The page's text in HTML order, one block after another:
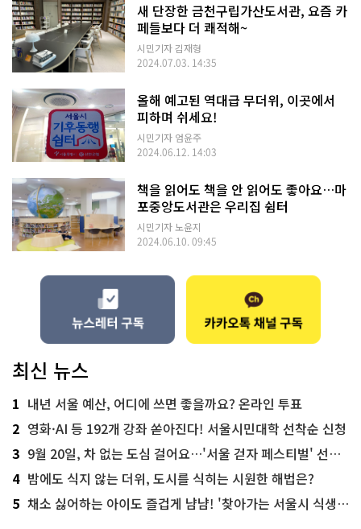
새 단장한 금천구립가산도서관, 요즘 카
페들보다 더 쾌적해~
시민기자 김재형
2024.07.03. 14:35
올해 예고된 역대급 무더위, 이곳에서
피하며 쉬세요!
시민기자 엄윤주
2024.06.12. 14:03
책을 읽어도 책을 안 읽어도 좋아요…마
포중앙도서관은 우리집 쉼터
시민기자 노윤지
2024.06.10. 09:45
최신 뉴스
1 내년 서울 예산, 어디에 쓰면 좋을까요? 온라인 투표
2 영화·AI 등 192개 강좌 쏟아진다! 서울시민대학 선착순 신청
3 9월 20일, 차 없는 도심 걸어요…'서울 걷자 페스티벌' 선착순 5천명
4 밤에도 식지 않는 더위, 도시를 식히는 시원한 해법은?
5 채소 싫어하는 아이도 즐겁게 냠냠! '찾아가는 서울시 식생활 교육' 현장